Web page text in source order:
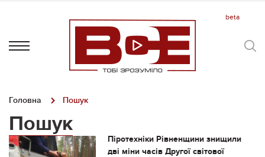
Головна Пошук
Пошук
Піротехніки Рівненщини знищили
дві міни часів Другої світової